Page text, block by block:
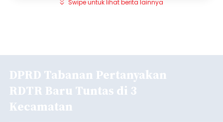
Swipe untuk lihat berita lainnya
DPRD Tabanan Pertanyakan
RDTR Baru Tuntas di 3
Kecamatan